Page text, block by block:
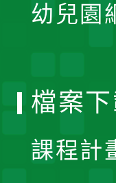
幼兒園
檔案
課程計